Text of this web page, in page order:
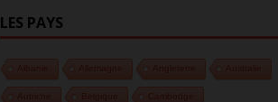
LES PAYS
Albanie Allemagne Angleterre Australie
Autriche Belgique